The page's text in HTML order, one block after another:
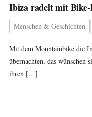
Ibiza radelt mit Bike-
Menschen & Geschichten
Mit dem Mountainbike die
übernachten, das wünschen
ihren […]